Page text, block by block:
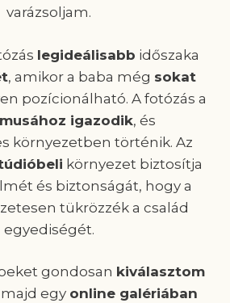
varázsoljam.
legideálisabb időszaka
, amikor a baba még sokat
pozícionálható. A fotózás a
igazodik, és
környezetben történik. Az
környezet biztosítja
és biztonságát, hogy a
tükrözzék a család
egyediségét.
gondosan kiválasztom
majd egy online galériában